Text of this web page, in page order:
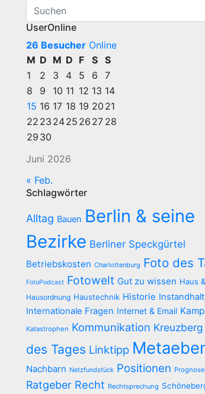
UserOnline
26 Besucher Online
Juni 2026
M D M D F S S
1
2 3 4 5 6
7
8
9 10 11 12 13 14
15 16 17 18 19 20 21
22 23 2425 26 27 28
29 30
« Feb.
Schlagwörter
Alltag Bauen Berlin & seine
Bezirke Berliner Speckgürtel
Betriebskosten Charlottenburg Foto des
FotoPodcast Fotowelt Gut zu wissen Haus
Hausordnung Haustechnik Historie
Internationale Fragen Internet & Email
Katastrophen Kommunikation Kreuzberg
des Tages Linktipp
Nachbarn Netzfundstück Positionen
Ratgeber Recht Rechtsprechung